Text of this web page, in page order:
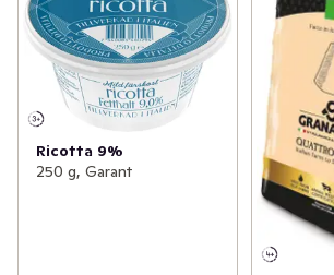
Ricotta 9%
250 g, Garant